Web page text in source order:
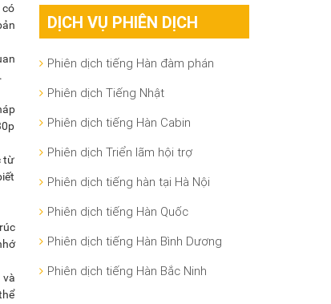
có
từ
và
DỊCH VỤ PHIÊN DỊCH
Phiên dịch tiếng Hàn đàm phán
Phiên dịch Tiếng Nhật
Phiên dịch tiếng Hàn Cabin
Phiên dịch Triển lãm hội trợ
Phiên dịch tiếng hàn tại Hà Nội
Phiên dịch tiếng Hàn Quốc
Phiên dịch tiếng Hàn Bình Dương
Phiên dịch tiếng Hàn Bắc Ninh